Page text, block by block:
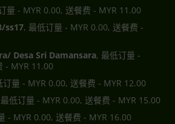
量 - MYR 0.00, 送餐费 - MYR 11.00
ss17, 最低订量 - MYR 0.00, 送餐费 -
Desa Sri Damansara, 最低订量 -
- MYR 11.00
订量 - MYR 0.00, 送餐费 - MYR 12.00
低订量 - MYR 0.00, 送餐费 - MYR 15.00
- MYR 0.00, 送餐费 - MYR 16.00